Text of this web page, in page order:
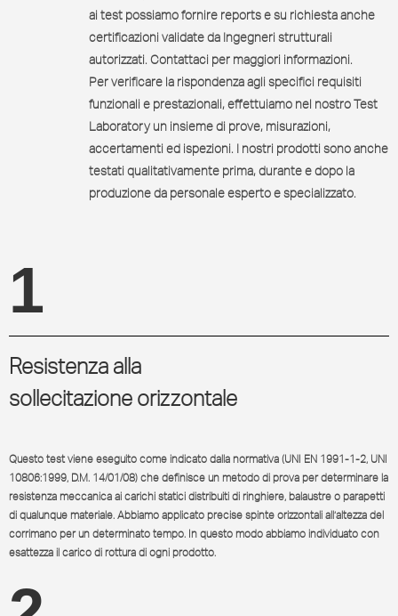
ai test possiamo fornire reports e su richiesta anche
certificazioni validate da Ingegneri strutturali
autorizzati. Contattaci per maggiori informazioni.
Per verificare la rispondenza agli specifici requisiti
funzionali e prestazionali, effettuiamo nel nostro Test
Laboratory un insieme di prove, misurazioni,
accertamenti ed ispezioni. I nostri prodotti sono anche
testati qualitativamente prima, durante e dopo la
produzione da personale esperto e specializzato.
1
Resistenza alla
sollecitazione orizzontale
Questo test viene eseguito come indicato dalla normativa (UNI EN 1991-1-2, UNI
10806:1999, D.M. 14/01/08) che definisce un metodo di prova per determinare la
resistenza meccanica ai carichi statici distribuiti di ringhiere, balaustre o parapetti
di qualunque materiale. Abbiamo applicato precise spinte orizzontali all’altezza del
corrimano per un determinato tempo. In questo modo abbiamo individuato con
esattezza il carico di rottura di ogni prodotto.